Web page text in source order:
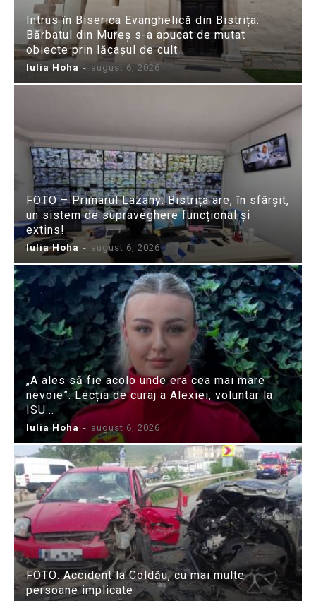
Intrus în Biserica Evanghelică din Bistrița:
Bărbatul din Mureș s-a apucat de mutat
obiecte prin lăcașul de cult
Iulia Hoha - august 6, 2026
FOTO – Primarul Lazany: Bistrița are, în sfârșit,
un sistem de supraveghere funcțional și
extins!
Iulia Hoha - august 6, 2026
„A ales să fie acolo unde era cea mai mare
nevoie”: Lecția de curaj a Alexiei, voluntar la
ISU...
Iulia Hoha - august 6, 2026
FOTO: Accident la Coldău, cu mai multe
persoane implicate